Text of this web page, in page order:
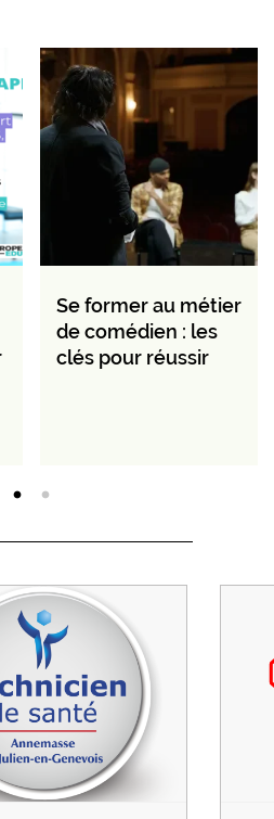
Se former au métier
de comédien : les
clés pour réussir